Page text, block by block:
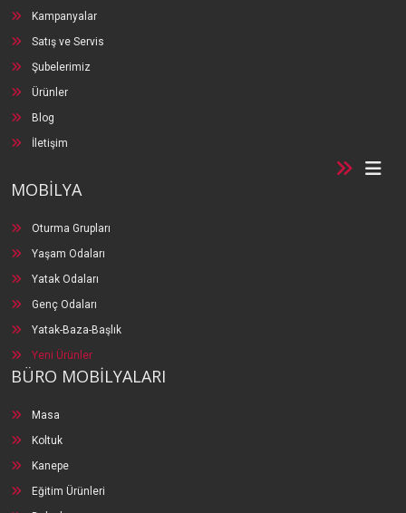
Kampanyalar
Satış ve Servis
Şubelerimiz
Ürünler
Blog
İletişim
MOBİLYA
Oturma Grupları
Yaşam Odaları
Yatak Odaları
Genç Odaları
Yatak-Baza-Başlık
Yeni Ürünler
BÜRO MOBİLYALARI
Masa
Koltuk
Kanepe
Eğitim Ürünleri